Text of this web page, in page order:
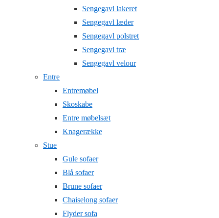
Sengegavl lakeret
Sengegavl læder
Sengegavl polstret
Sengegavl træ
Sengegavl velour
Entre
Entremøbel
Skoskabe
Entre møbelsæt
Knagerække
Stue
Gule sofaer
Blå sofaer
Brune sofaer
Chaiselong sofaer
Flyder sofa